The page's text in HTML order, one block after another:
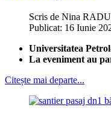
Scris de Nina RADU
Publicat: 16 Iunie
Universitatea
La eveniment au
Citește mai departe...